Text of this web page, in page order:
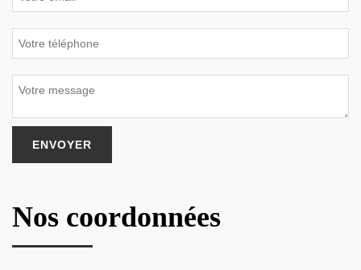
Nos coordonnées